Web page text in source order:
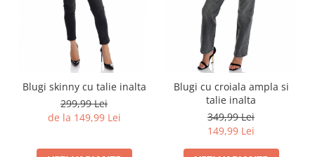
Blugi skinny cu talie inalta
299,99 Lei
de la 149,99 Lei
Blugi cu croiala ampla si
talie inalta
349,99 Lei
149,99 Lei